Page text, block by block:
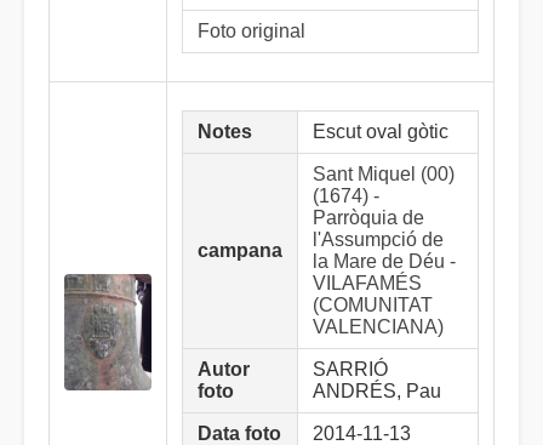
Foto original
Notes Escut oval gòtic
campana
Sant Miquel (00)
(1674) -
Parròquia de
l'Assumpció de
la Mare de Déu -
VILAFAMÉS
(COMUNITAT
VALENCIANA)
Autor
foto
SARRIÓ
ANDRÉS, Pau
Data foto 2014-11-13